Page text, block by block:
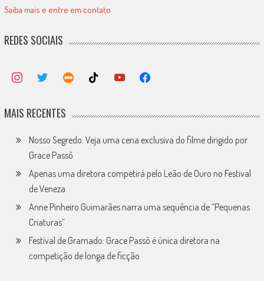
Saiba mais e entre em contato
REDES SOCIAIS
MAIS RECENTES
Nosso Segredo: Veja uma cena exclusiva do filme dirigido por
Grace Passô
Apenas uma diretora competirá pelo Leão de Ouro no Festival
de Veneza
Anne Pinheiro Guimarães narra uma sequência de “Pequenas
Criaturas”
Festival de Gramado: Grace Passô é única diretora na
competição de longa de ficção